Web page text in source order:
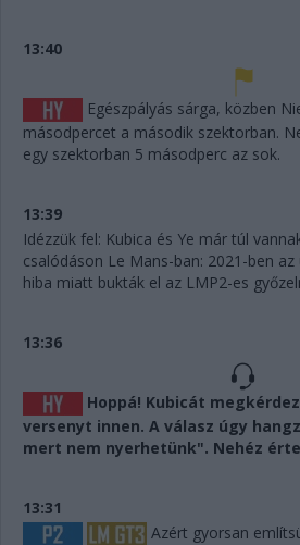
13:40
Egészpályás sárga, közben
másodpercet a második szektorban.
egy szektorban 5 másodperc az sok.
13:39
Idézzük fel: Kubica és Ye már túl
csalódáson Le Mans-ban: 2021-ben
hiba miatt bukták el az LMP2-es
13:36
Hoppá! Kubicát
versenyt innen. A válasz úgy
mert nem nyerhetünk". Nehéz
13:31
Azért gyorsan